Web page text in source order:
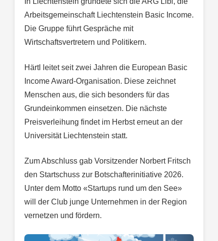
Arbeitsgemeinschaft Liechtenstein Basic Income.
Die Gruppe führt Gespräche mit
Wirtschaftsvertretern und Politikern.
Härtl leitet seit zwei Jahren die European Basic
Income Award-Organisation. Diese zeichnet
Menschen aus, die sich besonders für das
Grundeinkommen einsetzen. Die nächste
Preisverleihung findet im Herbst erneut an der
Universität Liechtenstein statt.
Zum Abschluss gab Vorsitzender Norbert Fritsch
den Startschuss zur Botschafterinitiative 2026.
Unter dem Motto «Startups rund um den See»
will der Club junge Unternehmen in der Region
vernetzen und fördern.